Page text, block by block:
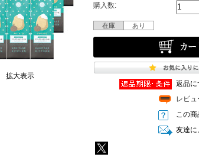
拡大表示
購入数:
在庫 あり
返品に
レビ
この
友達に